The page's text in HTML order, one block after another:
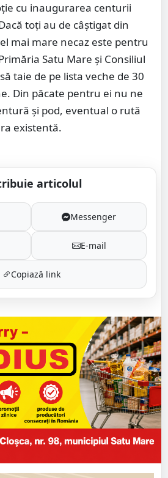
cu inaugurarea centurii
toți au de câștigat din
mai mare necaz este pentru
Satu Mare și Consiliul
taie de pe lista veche de 30
Din păcate pentru ei nu ne
și pod, eventual o rută
existentă.
articolul
Messenger
E-mail
Copiază link